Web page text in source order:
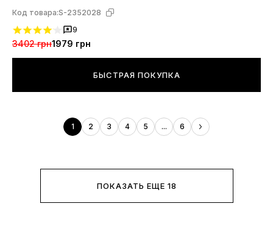
Код товара:S-2352028
9
3402 грн1979 грн
БЫСТРАЯ ПОКУПКА
1 2 3 4 5 ... 6
ПОКАЗАТЬ ЕЩЕ 18